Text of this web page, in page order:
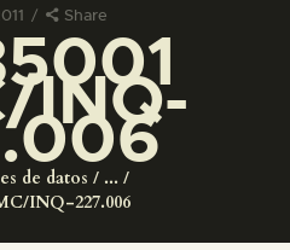
Share
INQ-
de datos
...
INQ-227.006
LA VISITA